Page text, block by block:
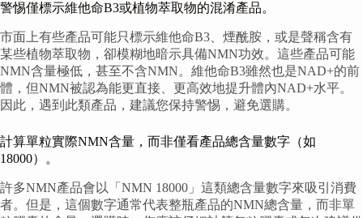
警惕僅標示維他命B3或植物萃取物的混淆產品。
市面上有些產品可能只標示維他命B3、煙酰胺，或是聲稱含有
某些植物萃取物，卻模糊地暗示具備NMN功效。這些產品可能
NMN含量極低，甚至不含NMN。維他命B3雖然也是NAD+的前
體，但NMN被認為能更直接、更高效地提升體內NAD+水平。
因此，遇到此類產品，建議您保持警惕，避免選購。
計算單粒實際NMN含量，而非僅看產品總含量數字（如
18000）。
許多NMN產品會以「NMN 18000」這類總含量數字來吸引消費
者。但是，這個數字通常代表整瓶產品的NMN總含量，而非單